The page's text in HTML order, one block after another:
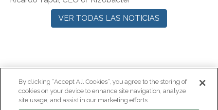
VER TODAS LAS NOTICIAS
By clicking “Accept All Cookies”, you agree to the storing of
cookies on your device to enhance site navigation, analyze
site usage, and assist in our marketing efforts.